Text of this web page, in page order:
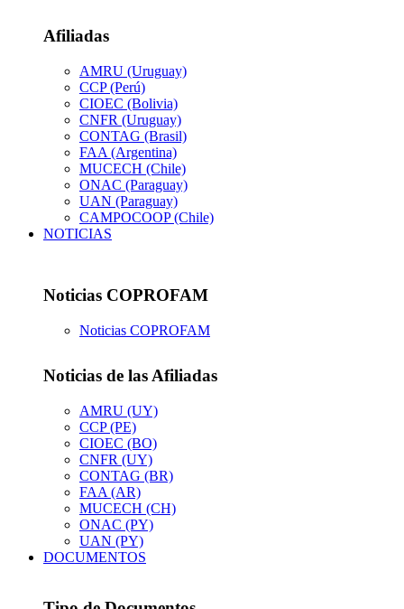
Afiliadas
AMRU (Uruguay)
CCP (Perú)
CIOEC (Bolivia)
CNFR (Uruguay)
CONTAG (Brasil)
FAA (Argentina)
MUCECH (Chile)
ONAC (Paraguay)
UAN (Paraguay)
CAMPOCOOP (Chile)
NOTICIAS
Noticias COPROFAM
Noticias COPROFAM
Noticias de las Afiliadas
AMRU (UY)
CCP (PE)
CIOEC (BO)
CNFR (UY)
CONTAG (BR)
FAA (AR)
MUCECH (CH)
ONAC (PY)
UAN (PY)
DOCUMENTOS